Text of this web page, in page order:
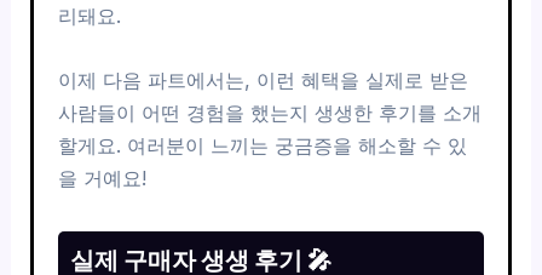
리돼요.
이제 다음 파트에서는, 이런 혜택을 실제로 받은
사람들이 어떤 경험을 했는지 생생한 후기를 소개
할게요. 여러분이 느끼는 궁금증을 해소할 수 있
을 거예요!
실제 구매자 생생 후기 🎤